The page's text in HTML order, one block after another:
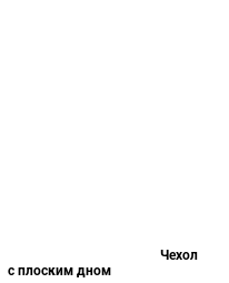
Чехол
с плоским дном